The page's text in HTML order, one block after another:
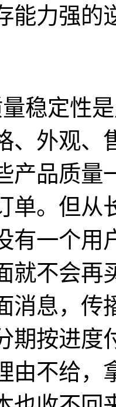
能力强的
定性是
、外观、
产品质量
单。但从
有一个用
就不会再
消息，传
期按进度
由不给